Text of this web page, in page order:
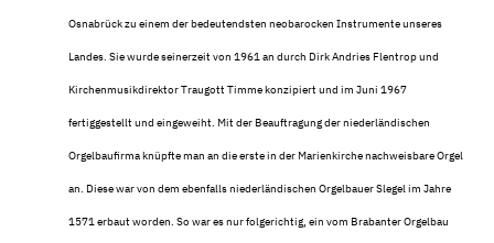
Osnabrück zu einem der bedeutendsten neobarocken Instrumente unseres
Landes. Sie wurde seinerzeit von 1961 an durch Dirk Andries Flentrop und
Kirchenmusikdirektor Traugott Timme konzipiert und im Juni 1967
fertiggestellt und eingeweiht. Mit der Beauftragung der niederländischen
Orgelbaufirma knüpfte man an die erste in der Marienkirche nachweisbare Orgel
an. Diese war von dem ebenfalls niederländischen Orgelbauer Slegel im Jahre
1571 erbaut worden. So war es nur folgerichtig, ein vom Brabanter Orgelbau